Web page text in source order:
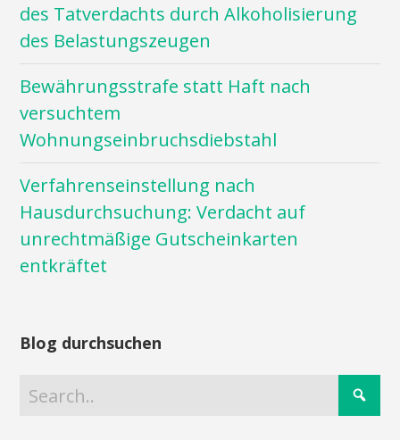
des Tatverdachts durch Alkoholisierung
des Belastungszeugen
Bewährungsstrafe statt Haft nach
versuchtem
Wohnungseinbruchsdiebstahl
Verfahrenseinstellung nach
Hausdurchsuchung: Verdacht auf
unrechtmäßige Gutscheinkarten
entkräftet
Blog durchsuchen